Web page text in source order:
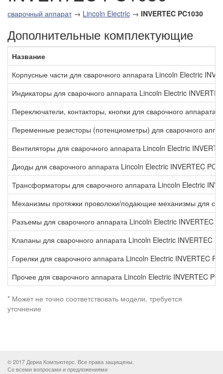
сварочный аппарат→ Lincoln Electric → INVERTEC PC1030
Дополнительные комплектующие
Название
Корпусные части для сварочного аппарата Lincoln Electric
Индикаторы для сварочного аппарата Lincoln Electric
Переключатели, контакторы, кнопки для сварочного аппарата
Переменные резисторы (потенциометры) для сварочного
Вентиляторы для сварочного аппарата Lincoln Electric
Диоды для сварочного аппарата Lincoln Electric INVERTEC
Трансформаторы для сварочного аппарата Lincoln Electric
Механизмы протяжки проволоки/подающие механизмы для
Разъемы для сварочного аппарата Lincoln Electric INVERTEC
Клапаны для сварочного аппарата Lincoln Electric INVERTEC
Горелки для сварочного аппарата Lincoln Electric INVERTEC
Прочее для сварочного аппарата Lincoln Electric INVERTEC
* Может не точно соответствовать модели, требуется
уточнение
© 2017 Дериа Компьютерс. Все права защищены.
Со всеми вопросами и предложениями